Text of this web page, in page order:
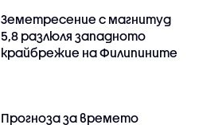
Земетресение с магнитуд
5,8 разлюля западното
крайбрежие на Филипините
Прогноза за времето